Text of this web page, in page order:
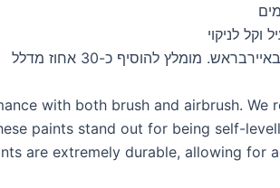
וקל לניקוי
מומלץ להוסיף כ-30 אחוז מדלל
with both brush and airbrush. We
paints stand out for being self-
are extremely durable, allowing for